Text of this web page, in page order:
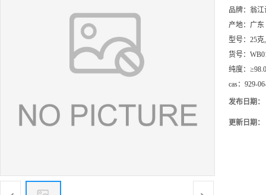
品牌： 翁江
产地： 广东
型号： 25克
货号：
纯度：
cas： 929-
发布日期：
更新日期：